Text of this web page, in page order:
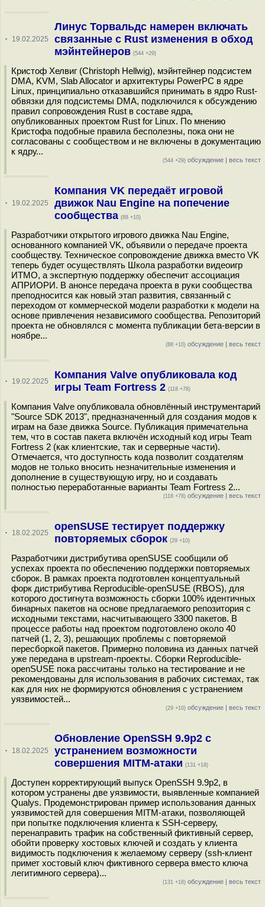
· 19.02.2025
Линус Торвальдс намерен включать
связанные с Rust изменения в обход
мэйнтейнеров (544 +29)
Кристоф Хелвиг (Christoph Hellwig), мэйнтейнер подсистем
DMA, KVM, Slab Allocator и архитектуры PowerPC в ядре
Linux, принципиально отказавшийся принимать в ядро Rust-
обвязки для подсистемы DMA, подключился к обсуждению
правил сопровождения Rust в составе ядра,
опубликованных проектом Rust for Linux. По мнению
Кристофа подобные правила бесполезны, пока они не
согласованы с сообществом и не включены в документацию
к ядру...
(544 +29) обсуждение | весь текст
· 19.02.2025
Компания VK передаёт игровой
движок Nau Engine на попечение
сообщества (88 +10)
Разработчики открытого игрового движка Nau Engine,
основанного компанией VK, объявили о передаче проекта
сообществу. Техническое сопровождение движка вместо VK
теперь будет осуществлять Школа разработки видеоигр
ИТМО, а экспертную поддержку обеспечит ассоциация
АПРИОРИ. В анонсе передача проекта в руки сообщества
преподносится как новый этап развития, связанный с
переходом от коммерческой модели разработки к модели на
основе привлечения независимого сообщества. Репозиторий
проекта не обновлялся с момента публикации бета-версии в
ноябре...
(88 +10) обсуждение | весь текст
· 19.02.2025
Компания Valve опубликовала код
игры Team Fortress 2 (118 +78)
Компания Valve опубликовала обновлённый инструментарий
"Source SDK 2013", предназначенный для создания модов к
играм на базе движка Source. Публикация примечательна
тем, что в состав пакета включён исходный код игры Team
Fortress 2 (как клиентские, так и серверные части).
Отмечается, что доступность кода позволит создателям
модов не только вносить незначительные изменения и
дополнение в существующую игру, но и создавать
полностью переработанные варианты Team Fortress 2...
(118 +78) обсуждение | весь текст
· 18.02.2025
openSUSE тестирует поддержку
повторяемых сборок (29 +10)
Разработчики дистрибутива openSUSE сообщили об
успехах проекта по обеспечению поддержки повторяемых
сборок. В рамках проекта подготовлен концептуальный
форк дистрибутива Reproducible-openSUSE (RBOS), для
которого достигнута возможность сборки 100% идентичных
бинарных пакетов на основе предлагаемого репозитория с
исходными текстами, насчитывающего 3300 пакетов. В
процессе работы над проектом подготовлено около 40
патчей (1, 2, 3), решающих проблемы с повторяемой
пересборкой пакетов. Примерно половина из данных патчей
уже передана в upstream-проекты. Сборки Reproducible-
openSUSE пока рассчитаны только на тестирование и не
рекомендованы для использования в рабочих системах, так
как для них не формируются обновления с устранением
уязвимостей...
(29 +10) обсуждение | весь текст
· 18.02.2025
Обновление OpenSSH 9.9p2 с
устранением возможности
совершения MITM-атаки (131 +18)
Доступен корректирующий выпуск OpenSSH 9.9p2, в
котором устранены две уязвимости, выявленные компанией
Qualys. Продемонстрирован пример использования данных
уязвимостей для совершения MITM-атаки, позволяющей
при попытке подключения клиента к SSH-серверу,
перенаправить трафик на собственный фиктивный сервер,
обойти проверку хостовых ключей и создать у клиента
видимость подключения к желаемому серверу (ssh-клиент
примет хостовый ключ фиктивного сервера вместо ключа
легитимного сервера)...
(131 +18) обсуждение | весь текст